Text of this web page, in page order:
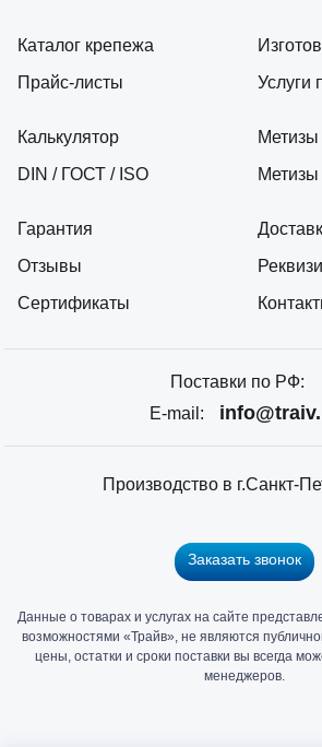
Каталог крепежа
Прайс-листы
Калькулятор
DIN / ГОСТ / ISO
Гарантия
Отзывы
Сертификаты
Услуги
Поставки по РФ:
E-mail:
Производство в г.Санкт-
Заказать звонок
Данные о товарах и услугах на сайте
возможностями «Трайв», не являются
цены, остатки и сроки поставки вы всегда
менеджеров.
Главный